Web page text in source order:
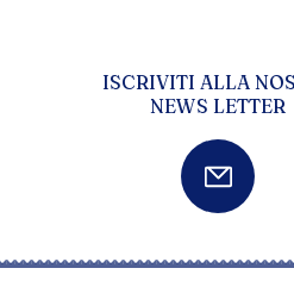
ISCRIVITI ALLA
NEWS LETTER